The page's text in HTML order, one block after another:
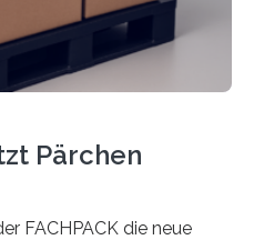
Pärchen
FACHPACK die neue